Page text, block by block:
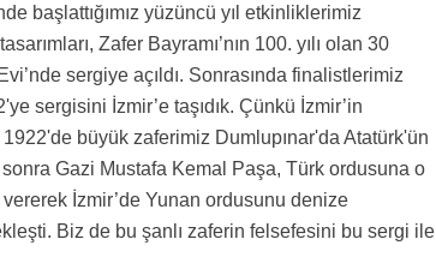
başlattığımız yüzüncü yıl etkinliklerimiz
Zafer Bayramı’nın 100. yılı olan 30
sergiye açıldı. Sonrasında finalistlerimiz
sergisini İzmir’e taşıdık. Çünkü İzmir’in
büyük zaferimiz Dumlupınar'da Atatürk'ün
Gazi Mustafa Kemal Paşa, Türk ordusuna o
İzmir’de Yunan ordusunu denize
Biz de bu şanlı zaferin felsefesini bu sergi ile